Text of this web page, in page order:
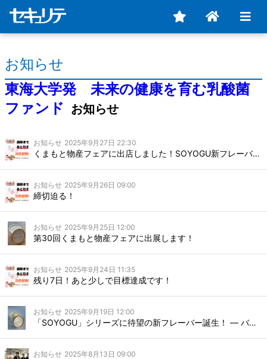
お知らせ
東海大学発 未来の健康を育む乳酸菌
ファンド
お知らせ
お知らせ 2025年9月27日 22:30
くまもと物産フェアに出店しました！SOYOGU新フレーバー初お披露目
お知らせ 2025年9月26日 09:00
締切迫る！
お知らせ 2025年9月25日 12:00
第30回くまもと物産フェアに出展します！
お知らせ 2025年9月24日 11:35
残り7日！あと少しで目標達成です！
お知らせ 2025年9月19日 12:00
「SOYOGU」シリーズに待望の新フレーバー誕生！ ― バニラと柚子、9月27日発売。物産フェアにて先行お披露目 ―
お知らせ 2025年8月13日 09:00